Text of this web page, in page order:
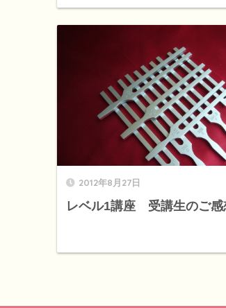
2012年8月27日
レベル1講座 受講生のご感